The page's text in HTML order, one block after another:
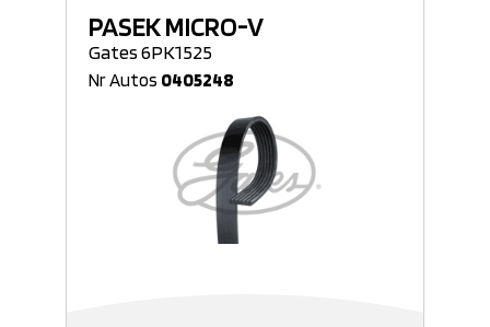
PASEK MICRO-V
Gates 6PK1525
Nr Autos 0405248